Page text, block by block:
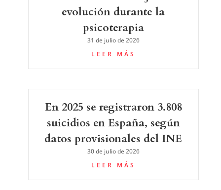
evolución durante la
psicoterapia
31 de julio de 2026
LEER MÁS
En 2025 se registraron 3.808
suicidios en España, según
datos provisionales del INE
30 de julio de 2026
LEER MÁS